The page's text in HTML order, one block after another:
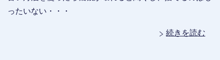
ったいない・・・
続きを読む